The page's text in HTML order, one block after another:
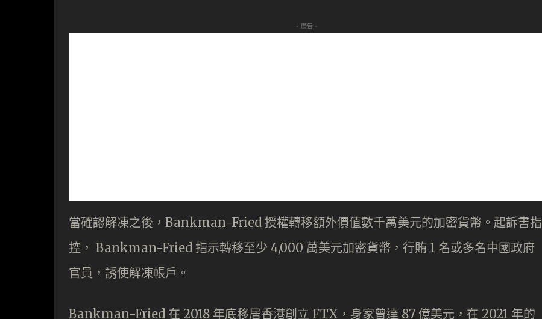
- 廣告 -
當確認解凍之後，Bankman-Fried 授權轉移額外價值數千萬美元的加密貨幣。起訴書指
控， Bankman-Fried 指示轉移至少 4,000 萬美元加密貨幣，行賄 1 名或多名中國政府
官員，誘使解凍帳戶。
Bankman-Fried 在 2018 年底移居香港創立 FTX，身家曾達 87 億美元，在 2021 年的